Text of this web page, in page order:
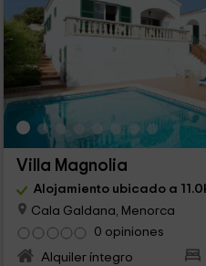
Villa Magnolia
Alojamiento ubicado a
Cala Galdana, Menorca
0 opiniones
Alquiler íntegro